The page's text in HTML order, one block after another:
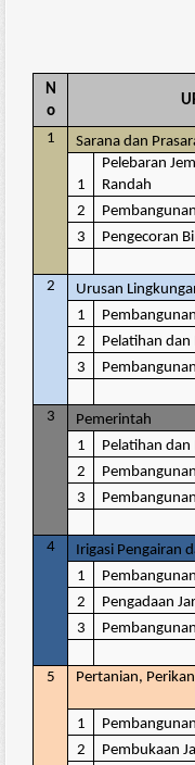
N
o
1 Sarana dan
1
Pelebaran
Randah
2
3
Pengecoran
2
Urusan
1
2
Pelatihan dan
3
3
Pemerintah
1
Pelatihan dan
2
3
4
Irigasi Pengairan
1
2
Pengadaan
3
5 Pertanian,
1
2
Pembukaan